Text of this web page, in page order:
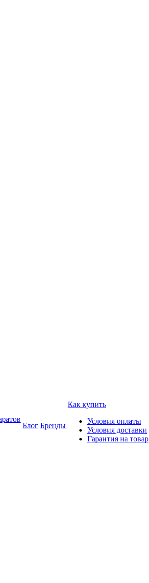
Блог Бренды
Как купить
Условия оплаты
Условия доставки
Гарантия на товар